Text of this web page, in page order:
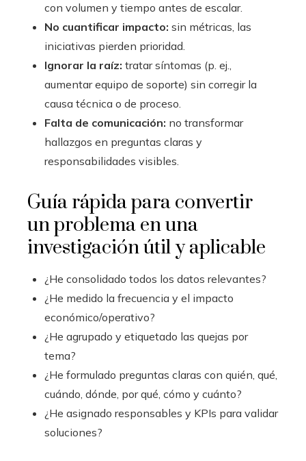
con volumen y tiempo antes de escalar.
No cuantificar impacto: sin métricas, las
iniciativas pierden prioridad.
Ignorar la raíz: tratar síntomas (p. ej.,
aumentar equipo de soporte) sin corregir la
causa técnica o de proceso.
Falta de comunicación: no transformar
hallazgos en preguntas claras y
responsabilidades visibles.
Guía rápida para convertir
un problema en una
investigación útil y aplicable
¿He consolidado todos los datos relevantes?
¿He medido la frecuencia y el impacto
económico/operativo?
¿He agrupado y etiquetado las quejas por
tema?
¿He formulado preguntas claras con quién, qué,
cuándo, dónde, por qué, cómo y cuánto?
¿He asignado responsables y KPIs para validar
soluciones?